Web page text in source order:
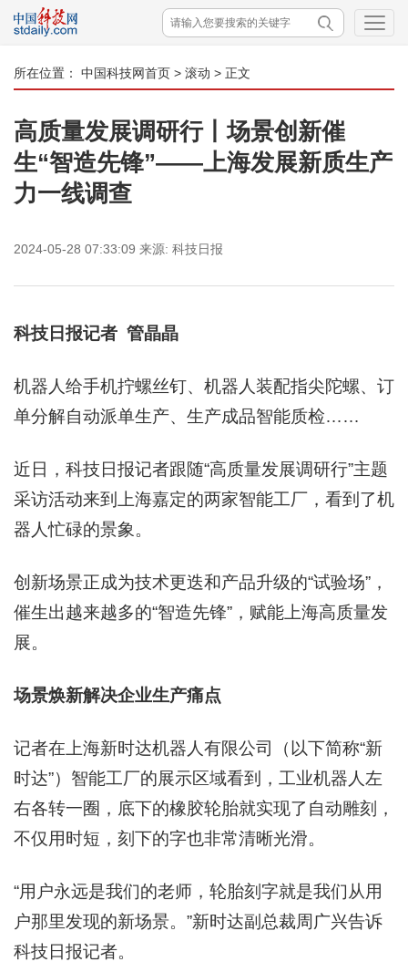
所在位置： 中国科技网首页 > 滚动 > 正文
高质量发展调研行丨场景创新催
生“智造先锋”——上海发展新质生产
力一线调查
2024-05-28 07:33:09 来源: 科技日报
科技日报记者 管晶晶
机器人给手机拧螺丝钉、机器人装配指尖陀螺、订
单分解自动派单生产、生产成品智能质检……
近日，科技日报记者跟随“高质量发展调研行”主题
采访活动来到上海嘉定的两家智能工厂，看到了机
器人忙碌的景象。
创新场景正成为技术更迭和产品升级的“试验场”，
催生出越来越多的“智造先锋”，赋能上海高质量发
展。
场景焕新解决企业生产痛点
记者在上海新时达机器人有限公司（以下简称“新
时达”）智能工厂的展示区域看到，工业机器人左
右各转一圈，底下的橡胶轮胎就实现了自动雕刻，
不仅用时短，刻下的字也非常清晰光滑。
“用户永远是我们的老师，轮胎刻字就是我们从用
户那里发现的新场景。”新时达副总裁周广兴告诉
科技日报记者。